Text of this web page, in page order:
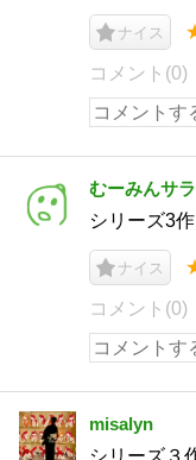
ナイス
コメント(0)
むーみんサ
シリーズ3
ナイス
コメント(0)
misalyn
シリーズ３